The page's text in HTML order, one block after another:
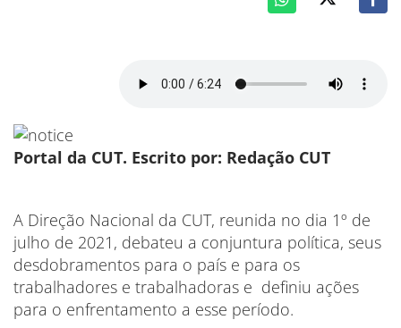
Portal da CUT. Escrito por: Redação CUT
A Direção Nacional da CUT, reunida no dia 1º de
julho de 2021, debateu a conjuntura política, seus
desdobramentos para o país e para os
trabalhadores e trabalhadoras e definiu ações
para o enfrentamento a esse período.